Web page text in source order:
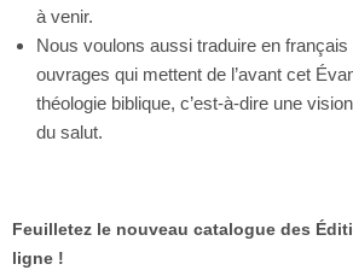
à venir.
Nous voulons aussi traduire en
ouvrages qui mettent de l’avant cet
théologie biblique, c’est-à-dire une
du salut.
Feuilletez le nouveau catalogue des
ligne !